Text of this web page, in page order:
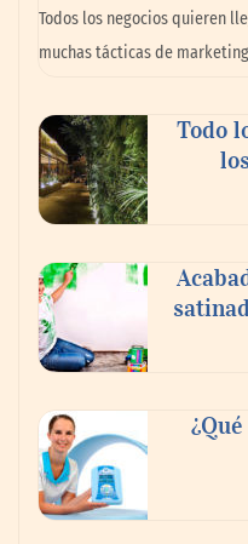
GITGE comunica
del Dr. Óscar
Todos los negocios quieren
muchas tácticas de
Todo